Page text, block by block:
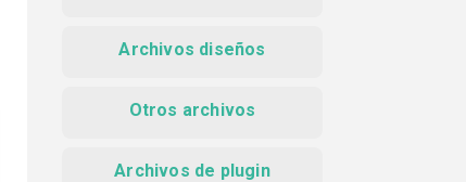
Archivos diseños
Otros archivos
Archivos de plugin